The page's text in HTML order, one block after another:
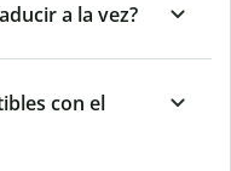
a la vez?
con el